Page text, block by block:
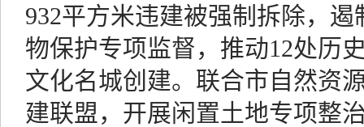
932平方米违建被强制拆除，
物保护专项监督，推动12处历
文化名城创建。联合市自然资
建联盟，开展闲置土地专项整